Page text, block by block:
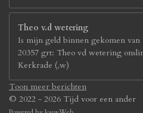
Theo v.d wetering
Is mijn geld binnen gekomen
20357 grt: Theo vd wetering
Kerkrade (,w)
Toon meer berichten
© 2022 - 2026 Tijd voor een ander